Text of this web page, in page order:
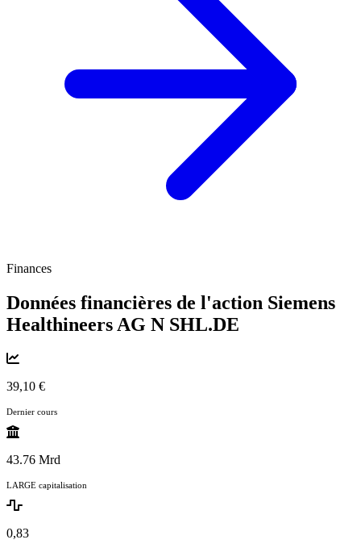
Finances
Données financières de l'action Siemens
Healthineers AG N SHL.DE
39,10 €
Dernier cours
43.76 Mrd
LARGE capitalisation
0,83